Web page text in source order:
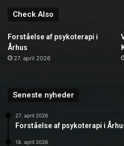
Check Also
Forståelse af psykoterapi i
Århus
27. april 2026
Seneste nyheder
27. april 2026
Forståelse af psykoterapi i
18. april 2026